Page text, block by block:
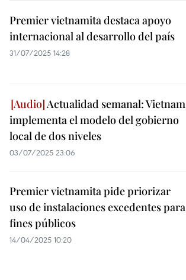
Premier vietnamita destaca apoyo
internacional al desarrollo del país
31/07/2025 14:28
Actualidad semanal: Vietnam
implementa el modelo del gobierno
local de dos niveles
03/07/2025 23:06
Premier vietnamita pide priorizar
uso de instalaciones excedentes para
fines públicos
14/04/2025 10:20